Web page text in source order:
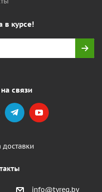
в курсе!
связи
доставки
info@tyreg.by